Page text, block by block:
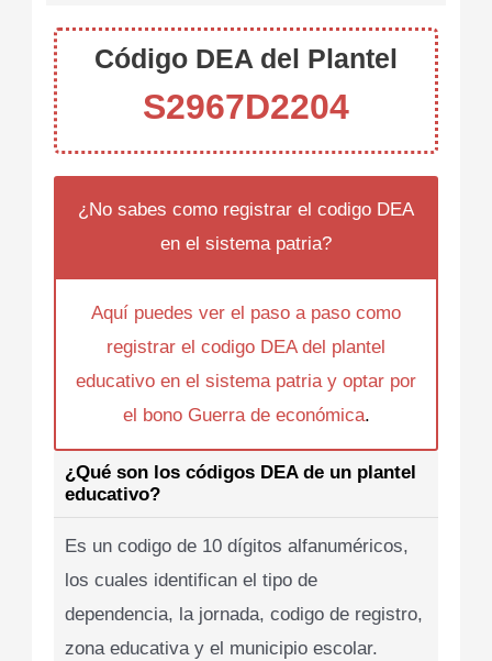
Código DEA del Plantel
S2967D2204
¿No sabes como registrar el codigo DEA
en el sistema patria?
Aquí puedes ver el paso a paso como
registrar el codigo DEA del plantel
educativo en el sistema patria y optar por
el bono Guerra de económica.
¿Qué son los códigos DEA de un plantel
educativo?
Es un codigo de 10 dígitos alfanuméricos,
los cuales identifican el tipo de
dependencia, la jornada, codigo de registro,
zona educativa y el municipio escolar.